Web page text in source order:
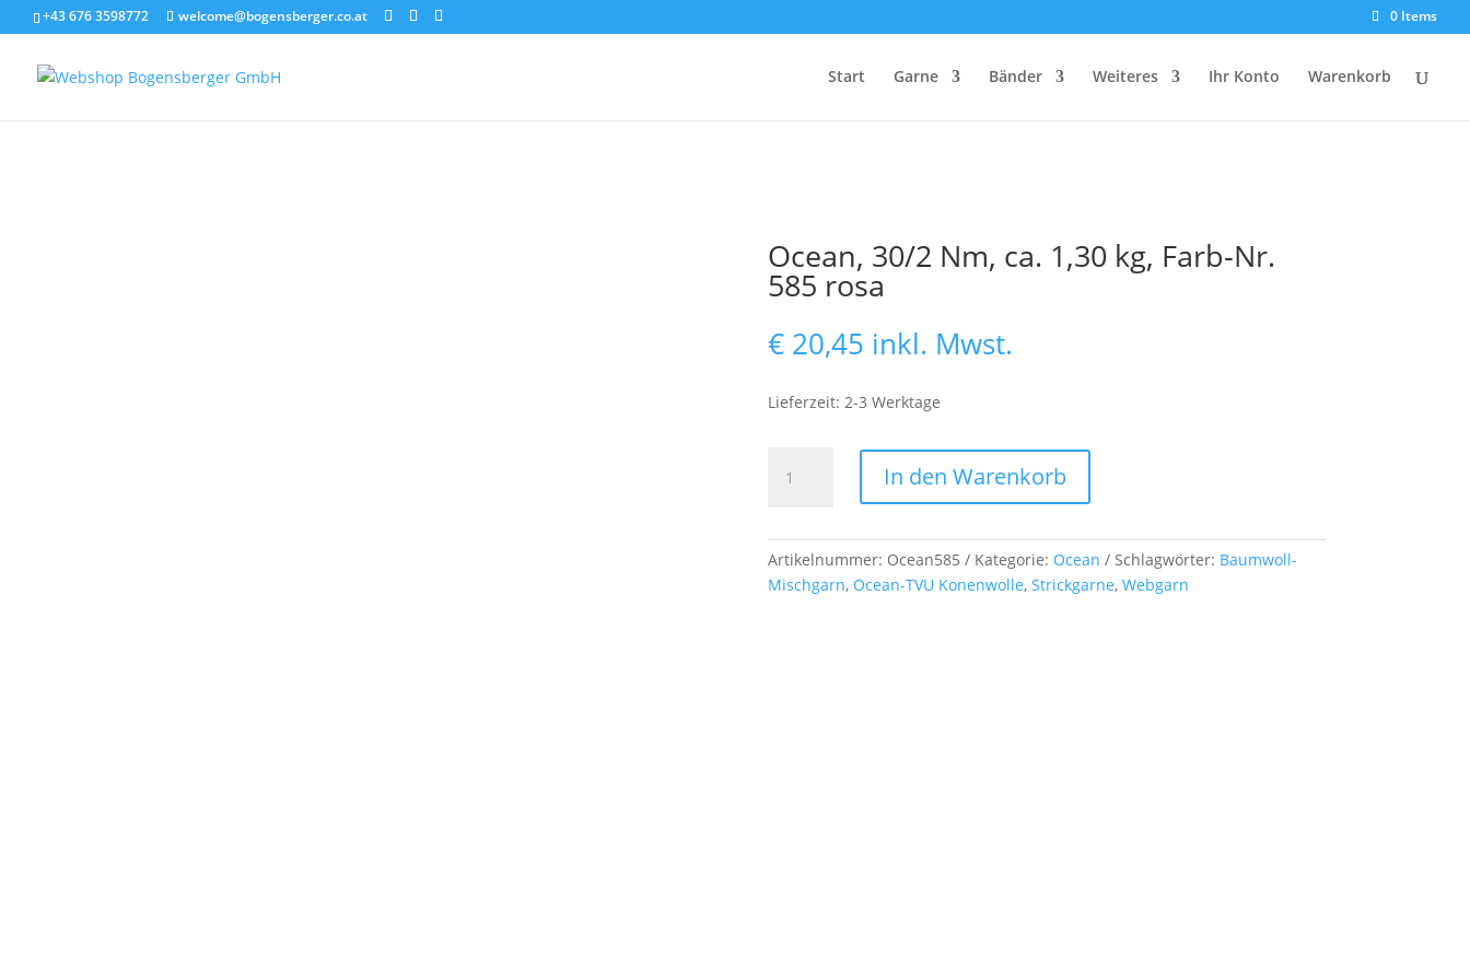
+43 676 3598772 welcome@bogensberger.co.at 0 Items
Start Garne Bänder Weiteres Ihr Konto Warenkorb
Ocean, 30/2 Nm, ca. 1,30 kg, Farb-Nr.
585 rosa
€20,45 inkl. Mwst.
Lieferzeit: 2-3 Werktage
30/2
1,30
kg,
In den Warenkorb
Artikelnummer: Ocean585 Kategorie: Ocean Schlagwörter: Baumwoll-
Mischgarn, Ocean-TVU Konenwolle, Strickgarne, Webgarn